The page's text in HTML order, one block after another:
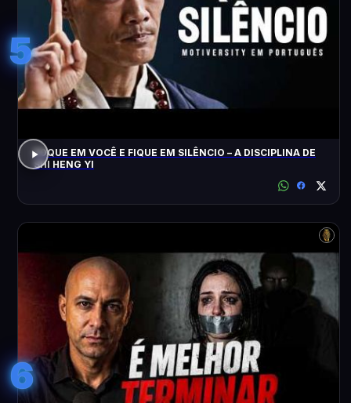
5
FOQUE EM VOCÊ E FIQUE EM SILÊNCIO – A DISCIPLINA DE
SHI HENG YI
6